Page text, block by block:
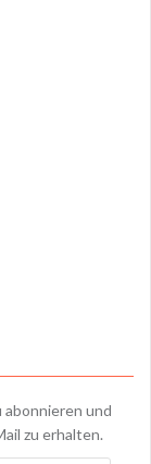
abonnieren und
zu erhalten.